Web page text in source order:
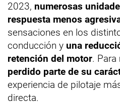
2023, numerosas
respuesta menos
sensaciones en los
conducción y una
retención del motor.
perdido parte de su
experiencia de pilotaje
directa.